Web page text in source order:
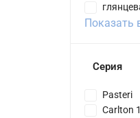
Показать
Серия
Pasteri
Carlton 1